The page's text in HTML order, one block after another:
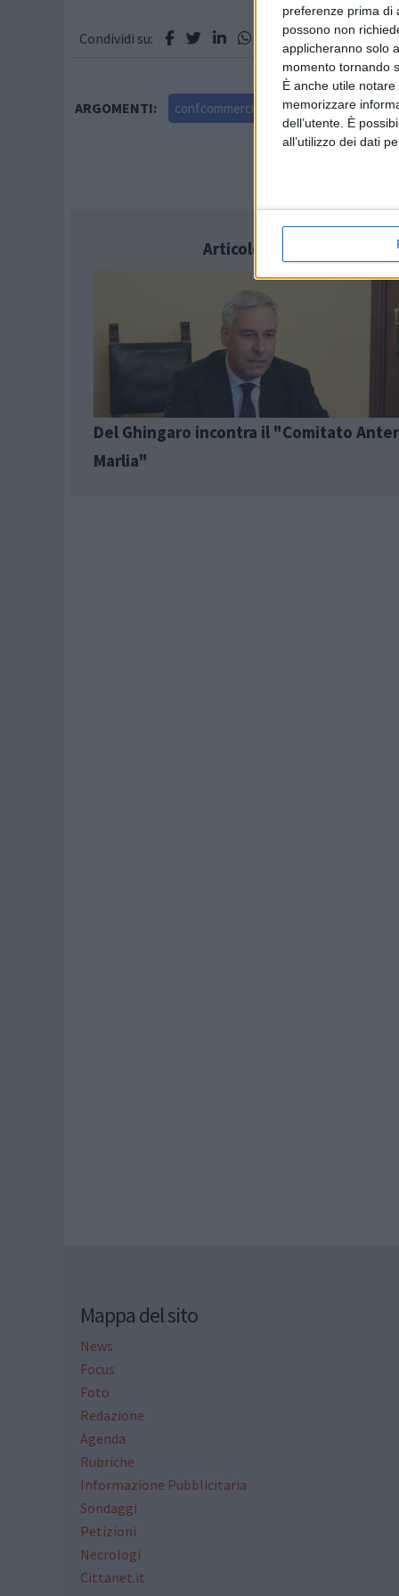
preferenze prima di
possono non
applicheranno solo
momento tornando
È anche utile
memorizzare
dell’utente. È
all’utilizzo dei dati
Condividi su:
ARGOMENTI: confcommercio
Articolo successivo
Del Ghingaro incontra il "Comitato
Marlia"
Mappa del sito
News
Focus
Foto
Redazione
Agenda
Rubriche
Informazione Pubblicitaria
Sondaggi
Petizioni
Necrologi
Cittanet.it